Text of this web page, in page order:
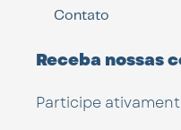
Contato
Receba nossas
Participe